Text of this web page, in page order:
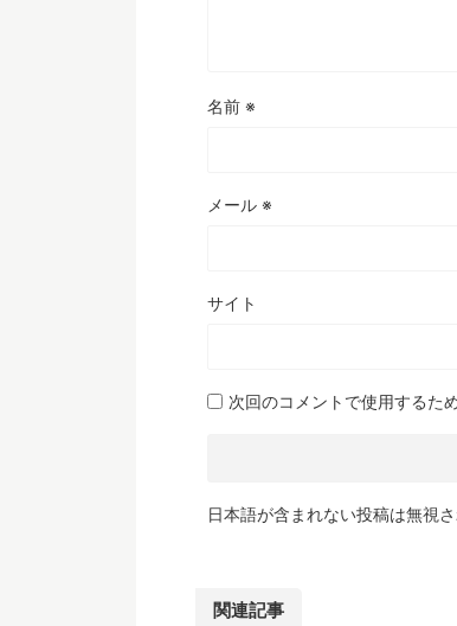
名前 ※
メール ※
サイト
次回のコメントで使用するた
日本語が含まれない投稿は無視
関連記事